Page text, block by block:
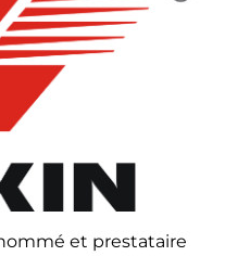
et prestataire